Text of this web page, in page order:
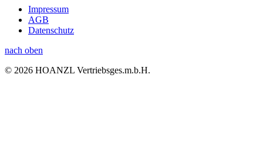
Impressum
AGB
Datenschutz
nach oben
© 2026 HOANZL Vertriebsges.m.b.H.